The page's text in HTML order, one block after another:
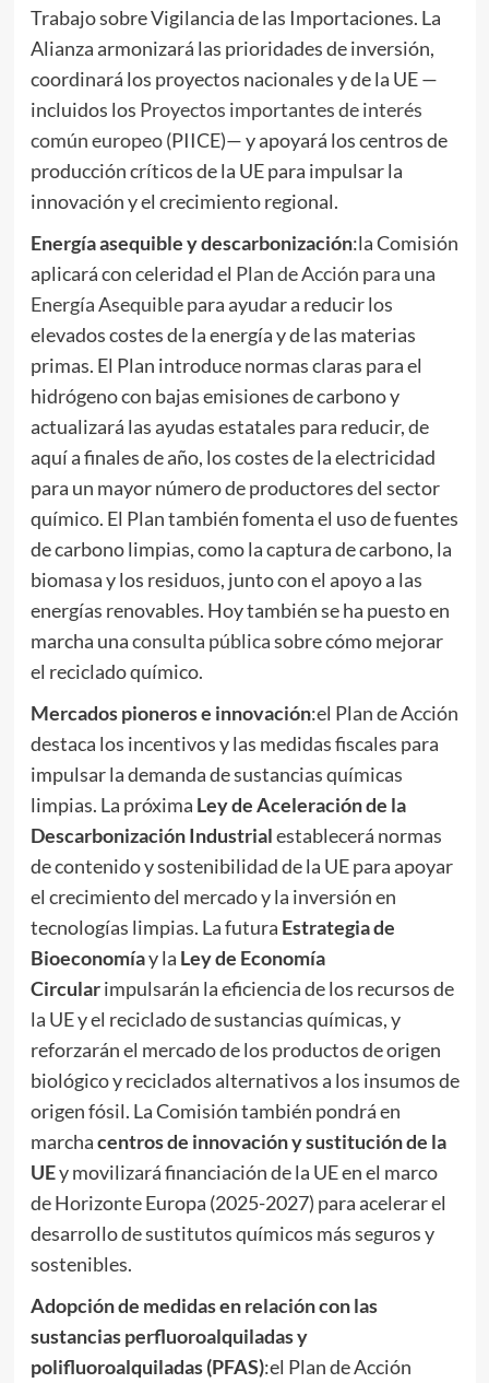
Trabajo sobre Vigilancia de las Importaciones. La
Alianza armonizará las prioridades de inversión,
coordinará los proyectos nacionales y de la UE —
incluidos los Proyectos importantes de interés
común europeo(PIICE)— y apoyará los centros de
producción críticos de la UE para impulsar la
innovación y el crecimiento regional.
Energía asequible y descarbonización:la Comisión
aplicará con celeridad el Plan de Acción para una
Energía Asequiblepara ayudar a reducir los
elevados costes de la energía y de las materias
primas. El Plan introduce normas claras para el
hidrógeno con bajas emisiones de carbono y
actualizará las ayudas estatales para reducir, de
aquí a finales de año, los costes de la electricidad
para un mayor número de productores del sector
químico. El Plan también fomenta el uso de fuentes
de carbono limpias, como la captura de carbono, la
biomasa y los residuos, junto con el apoyo a las
energías renovables. Hoy también se ha puesto en
marcha unaconsulta públicasobre cómo mejorar
el reciclado químico.
Mercados pioneros e innovación:el Plan de Acción
destaca los incentivos y las medidas fiscales para
impulsar la demanda de sustancias químicas
limpias. La próxima Ley de Aceleración de la
Descarbonización Industrialestablecerá normas
de contenido y sostenibilidad de la UE para apoyar
el crecimiento del mercado y la inversión en
tecnologías limpias. La futura Estrategia de
Bioeconomíay la Ley de Economía
Circularimpulsarán la eficiencia de los recursos de
la UE y el reciclado de sustancias químicas, y
reforzarán el mercado de los productos de origen
biológico y reciclados alternativos a los insumos de
origen fósil. La Comisión también pondrá en
marchacentros de innovación y sustitución de la
UEy movilizará financiación de la UE en el marco
de Horizonte Europa (2025-2027) para acelerar el
desarrollo de sustitutos químicos más seguros y
sostenibles.
Adopción de medidas en relación con las
sustancias perfluoroalquiladas y
polifluoroalquiladas (PFAS):el Plan de Acción